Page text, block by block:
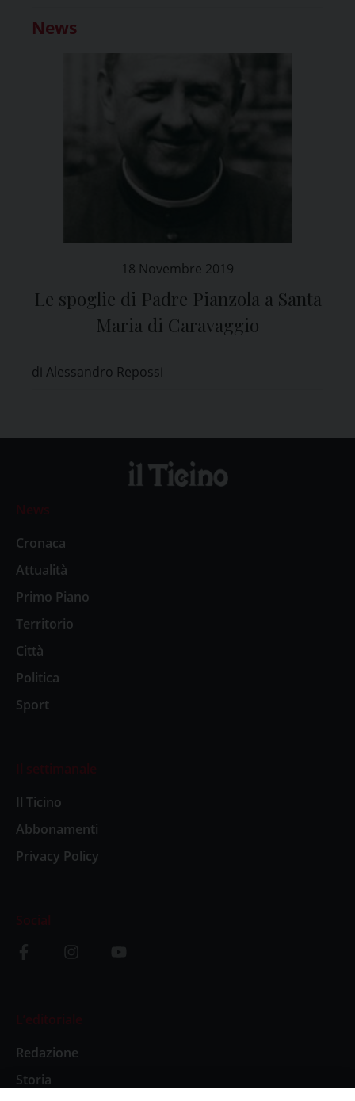
News
18 Novembre 2019
Le spoglie di Padre Pianzola a Santa
Maria di Caravaggio
di Alessandro Repossi
News
Cronaca
Attualità
Primo Piano
Territorio
Città
Politica
Sport
Il settimanale
Il Ticino
Abbonamenti
Privacy Policy
Social
L’editoriale
Redazione
Storia